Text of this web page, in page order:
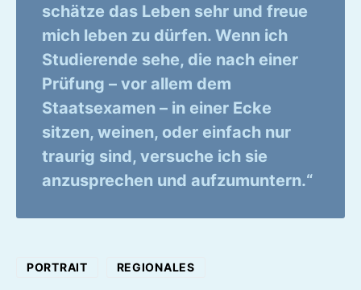
schätze das Leben sehr und freue
mich leben zu dürfen. Wenn ich
Studierende sehe, die nach einer
Prüfung – vor allem dem
Staatsexamen – in einer Ecke
sitzen, weinen, oder einfach nur
traurig sind, versuche ich sie
anzusprechen und aufzumuntern.“
PORTRAIT REGIONALES